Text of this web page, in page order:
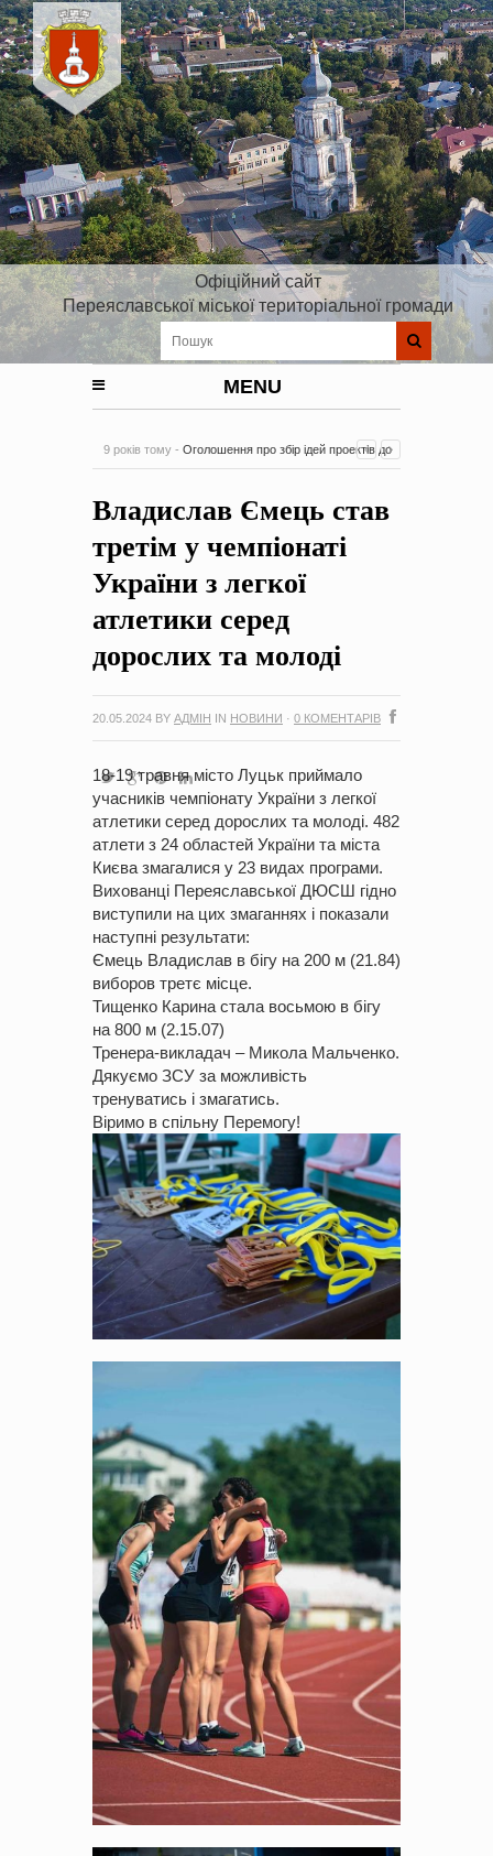
Офіційний сайт
Переяславської міської територіальної громади
MENU
9 років тому - Оголошення про збір ідей проектів до
на період 2018 – 2020 роки Оголошення про збір ідей
проектів -
Владислав Ємець став
третім у чемпіонаті
України з легкої
атлетики серед
дорослих та молоді
20.05.2024 BY АДМІН IN НОВИНИ · 0 КОМЕНТАРІВ
18-19 травня місто Луцьк приймало
учасників чемпіонату України з легкої
атлетики серед дорослих та молоді. 482
атлети з 24 областей України та міста
Києва змагалися у 23 видах програми.
Вихованці Переяславської ДЮСШ гідно
виступили на цих змаганнях і показали
наступні результати:
Ємець Владислав в бігу на 200 м (21.84)
виборов третє місце.
Тищенко Карина стала восьмою в бігу
на 800 м (2.15.07)
Тренера-викладач – Микола Мальченко.
Дякуємо ЗСУ за можливість
тренуватись і змагатись.
Віримо в спільну Перемогу!